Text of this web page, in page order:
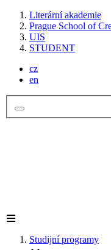
Literární akademie
Prague School of
UIS
STUDENT
cz
en
Studijní programy